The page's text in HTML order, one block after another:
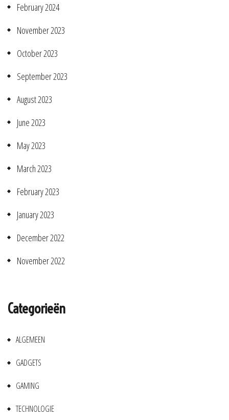
February 2024
November 2023
October 2023
September 2023
August 2023
June 2023
May 2023
March 2023
February 2023
January 2023
December 2022
November 2022
Categorieën
ALGEMEEN
GADGETS
GAMING
TECHNOLOGIE